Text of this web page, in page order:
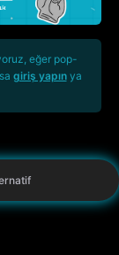
eğer pop-
giriş yapınya